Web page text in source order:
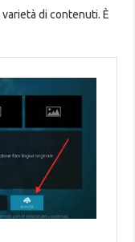
di contenuti. È